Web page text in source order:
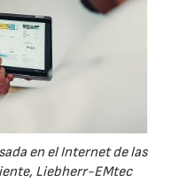
en el Internet de las
Liebherr-EMtec